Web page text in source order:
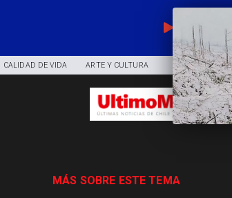
EN VIVO
CALIDAD DE VIDA ARTE Y CULTURA COMUNIDAD
MÁS SOBRE ESTE TEMA